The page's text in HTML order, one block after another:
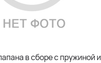
в сборе с пружиной и